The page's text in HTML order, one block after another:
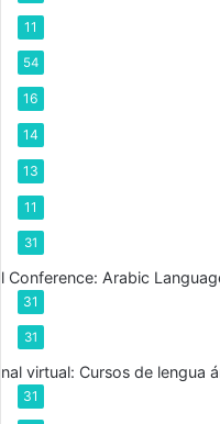
11
54
16
14
13
11
31
Conference: Arabic
31
31
virtual: Cursos de lengua
31